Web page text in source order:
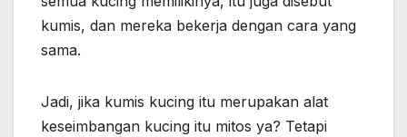
kumis, dan mereka bekerja dengan cara yang
sama.
Jadi, jika kumis kucing itu merupakan alat
keseimbangan kucing itu mitos ya? Tetapi